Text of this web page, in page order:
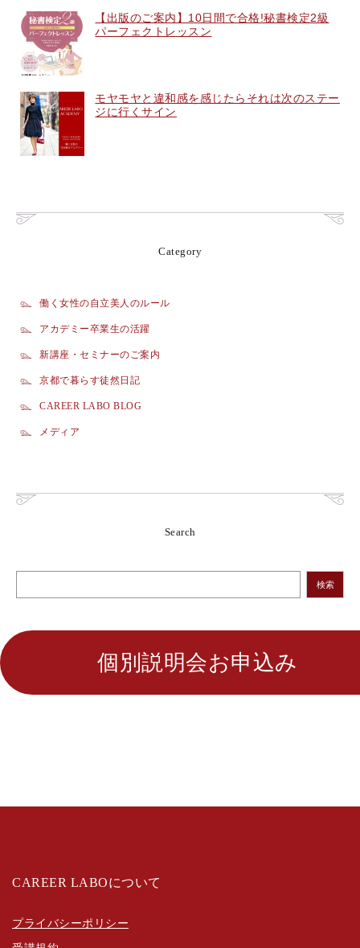
【出版のご案内】10日間で合格!秘書検定2級
パーフェクトレッスン
モヤモヤと違和感を感じたらそれは次のステー
ジに行くサイン
Category
働く女性の自立美人のルール
アカデミー卒業生の活躍
新講座・セミナーのご案内
京都で暮らす徒然日記
CAREER LABO BLOG
メディア
Search
検索
個別説明会お申込み
CAREER LABOについて
プライバシーポリシー